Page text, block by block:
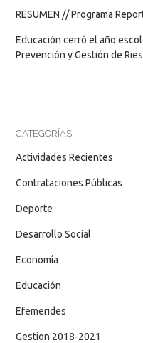
RESUMEN // Programa
Educación cerró el año
Prevención y Gestión de
CATEGORÍAS
Actividades Recientes
Contrataciones Públicas
Deporte
Desarrollo Social
Economía
Educación
Efemerides
Gestion 2018-2021